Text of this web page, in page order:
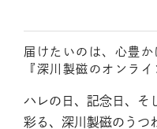
届けたいのは、心豊か
『深川製磁のオンラ
ハレの日、記念日、そ
彩る、深川製磁のうつ